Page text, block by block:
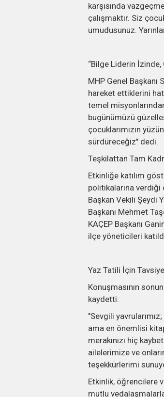
karşısında
çalışmaktır. Siz
umudusunuz.
“Bilge Liderin İzinde,
MHP Genel
hareket ettiklerini
temel
bugünümüzü
çocuklarımızın
sürdüreceğiz" dedi.
Teşkilattan Tam
Etkinliğe katılım
politikalarına
Başkan Vekili Şeydi
Başkanı Mehmet
KAÇEP Başkanı
ilçe yöneticileri
Yaz Tatili İçin
Konuşmasının
kaydetti:
"Sevgili
ama en önemlisi
merakınızı hiç
ailelerimize ve
teşekkürlerimi
Etkinlik, öğrencilere
mutlu